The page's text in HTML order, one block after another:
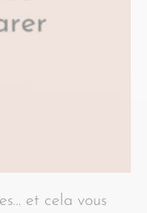
et cela vous